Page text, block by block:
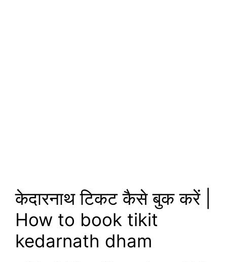
केदारनाथ टिकट कैसे बुक करें |
How to book tikit
kedarnath dham